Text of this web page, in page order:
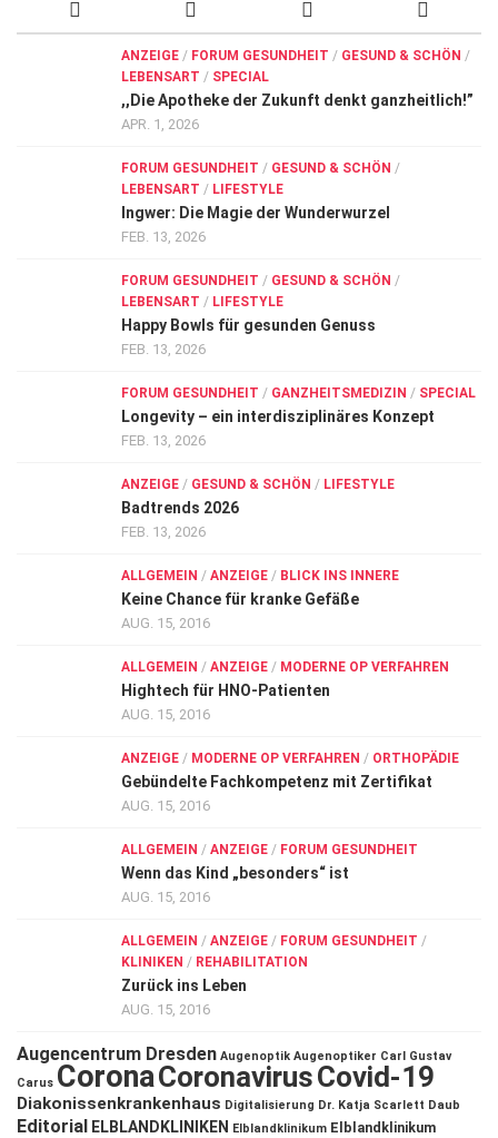
ANZEIGE / FORUM GESUNDHEIT / GESUND & SCHÖN /
LEBENSART / SPECIAL
,,Die Apotheke der Zukunft denkt ganzheitlich!”
APR. 1, 2026
FORUM GESUNDHEIT / GESUND & SCHÖN /
LEBENSART / LIFESTYLE
Ingwer: Die Magie der Wunderwurzel
FEB. 13, 2026
FORUM GESUNDHEIT / GESUND & SCHÖN /
LEBENSART / LIFESTYLE
Happy Bowls für gesunden Genuss
FEB. 13, 2026
FORUM GESUNDHEIT / GANZHEITSMEDIZIN / SPECIAL
Longevity – ein interdisziplinäres Konzept
FEB. 13, 2026
ANZEIGE / GESUND & SCHÖN / LIFESTYLE
Badtrends 2026
FEB. 13, 2026
ALLGEMEIN / ANZEIGE / BLICK INS INNERE
Keine Chance für kranke Gefäße
AUG. 15, 2016
ALLGEMEIN / ANZEIGE / MODERNE OP VERFAHREN
Hightech für HNO-Patienten
AUG. 15, 2016
ANZEIGE / MODERNE OP VERFAHREN / ORTHOPÄDIE
Gebündelte Fachkompetenz mit Zertifikat
AUG. 15, 2016
ALLGEMEIN / ANZEIGE / FORUM GESUNDHEIT
Wenn das Kind „besonders“ ist
AUG. 15, 2016
ALLGEMEIN / ANZEIGE / FORUM GESUNDHEIT /
KLINIKEN / REHABILITATION
Zurück ins Leben
AUG. 15, 2016
Augencentrum Dresden Augenoptik Augenoptiker Carl Gustav
Carus CoronaCoronavirusCovid-19
Diakonissenkrankenhaus Digitalisierung Dr. Katja Scarlett Daub
Editorial ELBLANDKLINIKEN Elblandklinikum Elblandklinikum